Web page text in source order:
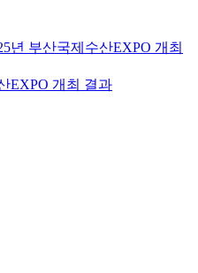
년 부산국제수산EXPO 개최
EXPO 개최 결과